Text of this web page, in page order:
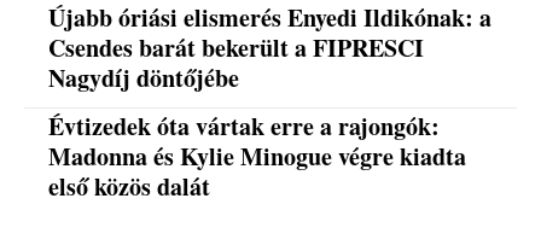
Újabb óriási elismerés Enyedi Ildikónak: a
Csendes barát bekerült a FIPRESCI
Nagydíj döntőjébe
Évtizedek óta vártak erre a rajongók:
Madonna és Kylie Minogue végre kiadta
első közös dalát